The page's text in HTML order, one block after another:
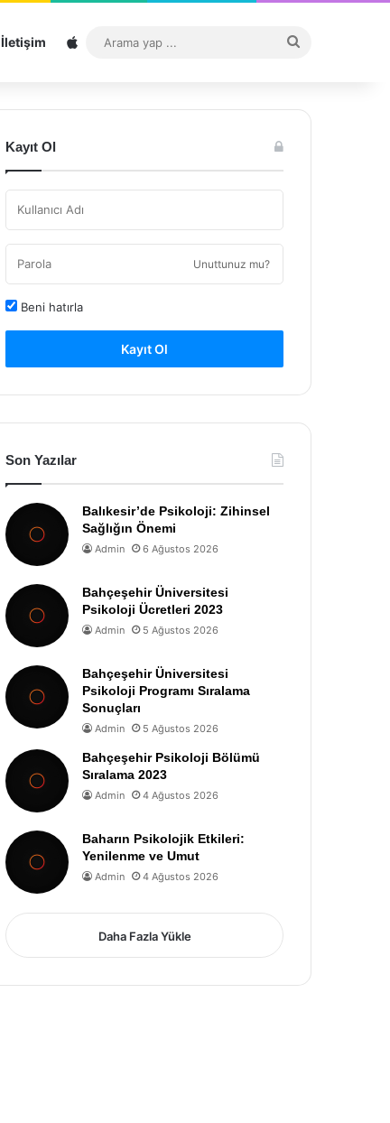
İletişim Sitemap
...
Kayıt Ol
Unuttunuz mu?
Beni hatırla
Kayıt Ol
Son Yazılar
Balıkesir’de Psikoloji: Zihinsel
Sağlığın Önemi
Admin 6 Ağustos 2026
Bahçeşehir Üniversitesi
Psikoloji Ücretleri 2023
Admin 5 Ağustos 2026
Bahçeşehir Üniversitesi
Psikoloji Programı Sıralama
Sonuçları
Admin 5 Ağustos 2026
Bahçeşehir Psikoloji Bölümü
Sıralama 2023
Admin 4 Ağustos 2026
Baharın Psikolojik Etkileri:
Yenilenme ve Umut
Admin 4 Ağustos 2026
Daha Fazla Yükle